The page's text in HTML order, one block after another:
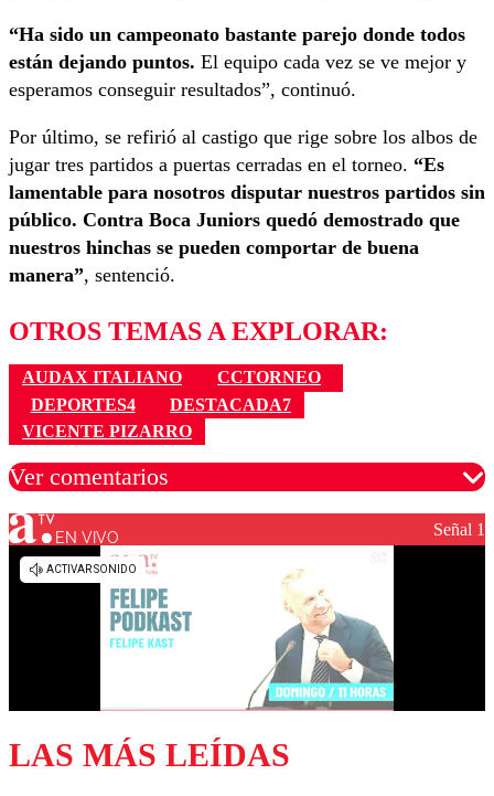
“Ha sido un campeonato bastante parejo donde todos
están dejando puntos. El equipo cada vez se ve mejor y
esperamos conseguir resultados”, continuó.
Por último, se refirió al castigo que rige sobre los albos de
jugar tres partidos a puertas cerradas en el torneo. “Es
lamentable para nosotros disputar nuestros partidos sin
público. Contra Boca Juniors quedó demostrado que
nuestros hinchas se pueden comportar de buena
manera”, sentenció.
OTROS TEMAS A EXPLORAR:
AUDAX ITALIANO
CCTORNEO
DEPORTES4
DESTACADA7
VICENTE PIZARRO
Ver comentarios
Los comentarios son moderados para garantizar un
diálogo respetuoso.
EN VIVO Señal 1
LAS MÁS LEÍDAS